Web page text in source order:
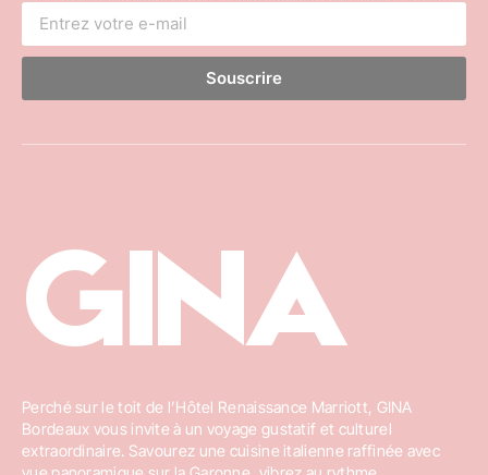
Souscrire
GINA
Perché sur le toit de l’Hôtel Renaissance Marriott, GINA
Bordeaux vous invite à un voyage gustatif et culturel
extraordinaire. Savourez une cuisine italienne raffinée avec